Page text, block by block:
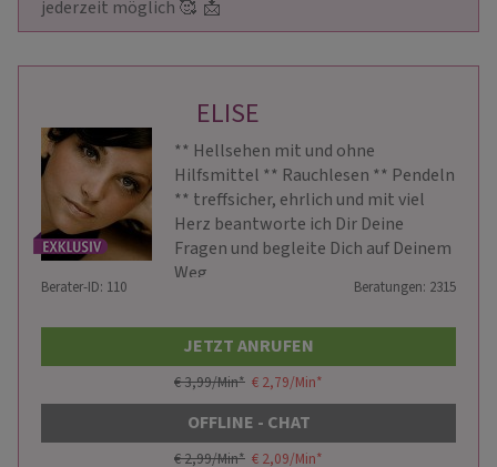
jederzeit möglich 🥰  📩
ELISE
** Hellsehen mit und ohne
Hilfsmittel ** Rauchlesen ** Pendeln
** treffsicher, ehrlich und mit viel
Herz beantworte ich Dir Deine
Fragen und begleite Dich auf Deinem
Weg
Berater-ID: 110 Beratungen: 2315
JETZT ANRUFEN
€ 3,99/Min* € 2,79/Min*
OFFLINE - CHAT
€ 2,99/Min* € 2,09/Min*